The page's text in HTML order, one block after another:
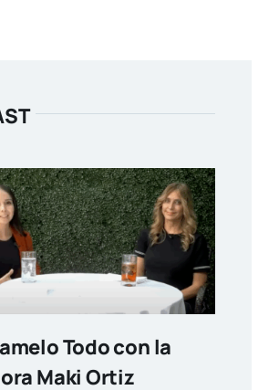
Todo con la
Maki Ortiz